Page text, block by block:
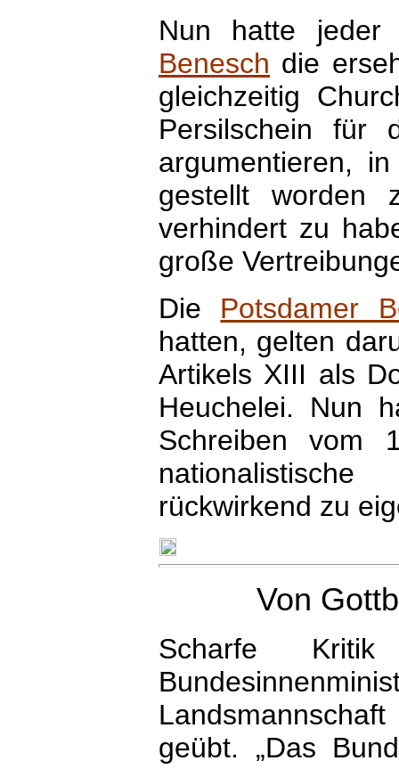
Nun hatte
Benesch die
gleichzeitig
Persilschein für
argumentieren,
gestellt worden
verhindert zu
große
Die Potsdamer
hatten, gelten
Artikels XIII als
Heuchelei. Nun
Schreiben vom
rückwirkend zu
Von
Scharfe
geübt. „Das